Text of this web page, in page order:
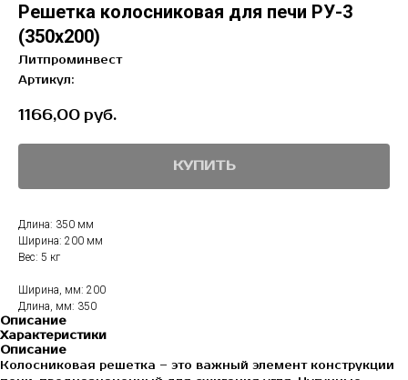
Решетка колосниковая для печи РУ-3
(350х200)
Литпроминвест
Артикул:
1166,00 руб.
КУПИТЬ
Длина: 350 мм
Ширина: 200 мм
Вес: 5 кг
Ширина, мм: 200
Длина, мм: 350
Описание
Характеристики
Описание
Колосниковая решетка – это важный элемент конструкции